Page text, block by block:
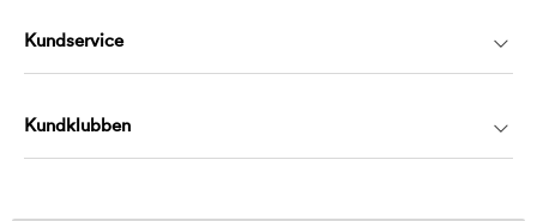
Kundservice
Kundklubben